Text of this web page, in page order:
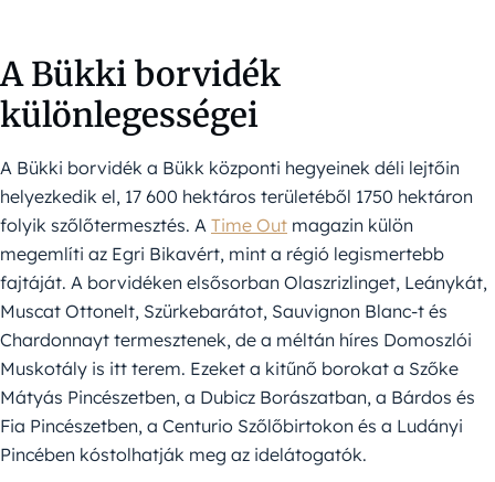
A Bükki borvidék
különlegességei
A Bükki borvidék a Bükk központi hegyeinek déli lejtőin
helyezkedik el, 17 600 hektáros területéből 1750 hektáron
folyik szőlőtermesztés. A Time Out magazin külön
megemlíti az Egri Bikavért, mint a régió legismertebb
fajtáját. A borvidéken elsősorban Olaszrizlinget, Leánykát,
Muscat Ottonelt, Szürkebarátot, Sauvignon Blanc-t és
Chardonnayt termesztenek, de a méltán híres Domoszlói
Muskotály is itt terem. Ezeket a kitűnő borokat a Szőke
Mátyás Pincészetben, a Dubicz Borászatban, a Bárdos és
Fia Pincészetben, a Centurio Szőlőbirtokon és a Ludányi
Pincében kóstolhatják meg az idelátogatók.